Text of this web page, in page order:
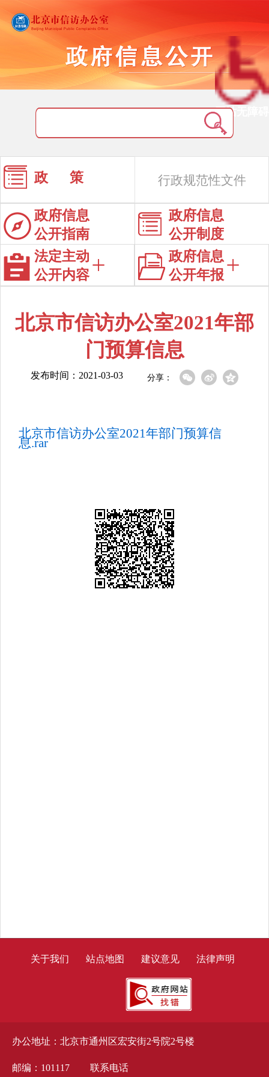
网站无障碍
政 策 行政规范性文件
政府信息
公开指南
政府信息
公开制度
法定主动
公开内容
政府信息
公开年报
北京市信访办公室2021年部
门预算信息
发布时间：2021-03-03 分享：
北京市信访办公室2021年部门预算信
息.rar
办公地址：北京市通州区宏安街2号院2号楼
邮编：101117 联系电话
关于我们 站点地图 建议意见 法律声明